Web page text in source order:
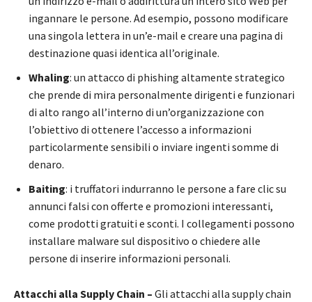
ingannare le persone. Ad esempio, possono modificare
una singola lettera in un’e-mail e creare una pagina di
destinazione quasi identica all’originale.
Whaling: un attacco di phishing altamente strategico
che prende di mira personalmente dirigenti e funzionari
di alto rango all’interno di un’organizzazione con
l’obiettivo di ottenere l’accesso a informazioni
particolarmente sensibili o inviare ingenti somme di
denaro.
Baiting: i truffatori indurranno le persone a fare clic su
annunci falsi con offerte e promozioni interessanti,
come prodotti gratuiti e sconti. I collegamenti possono
installare malware sul dispositivo o chiedere alle
persone di inserire informazioni personali.
Attacchi alla Supply Chain – Gli attacchi alla supply chain